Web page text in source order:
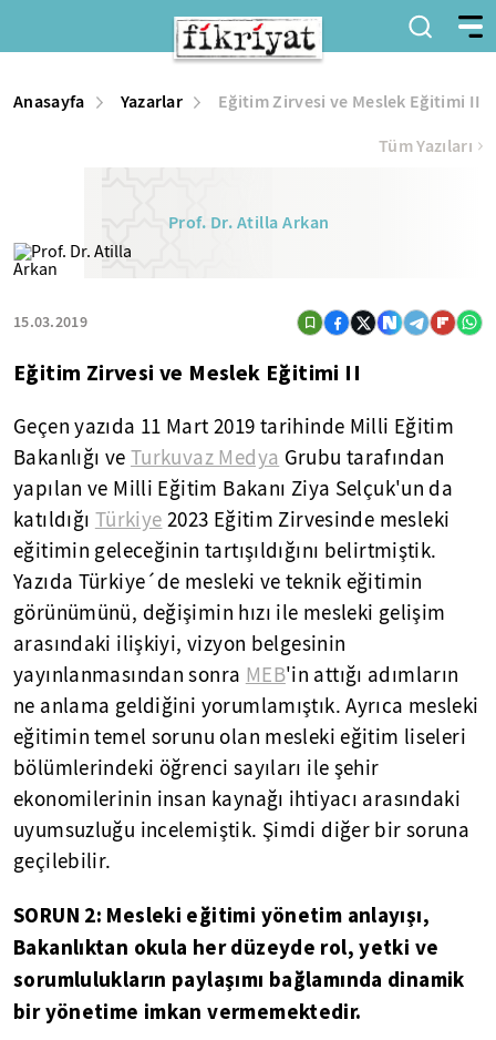
Anasayfa Yazarlar Eğitim Zirvesi ve Meslek Eğitimi II
Prof. Dr. Atilla Arkan
15.03.2019
Tüm Yazıları
Eğitim Zirvesi ve Meslek Eğitimi II
Geçen yazıda 11 Mart 2019 tarihinde Milli Eğitim
Bakanlığı ve Turkuvaz Medya Grubu tarafından
yapılan ve Milli Eğitim Bakanı Ziya Selçuk'un da
katıldığı Türkiye 2023 Eğitim Zirvesinde mesleki
eğitimin geleceğinin tartışıldığını belirtmiştik.
Yazıda Türkiye´de mesleki ve teknik eğitimin
görünümünü, değişimin hızı ile mesleki gelişim
arasındaki ilişkiyi, vizyon belgesinin
yayınlanmasından sonra MEB'in attığı adımların
ne anlama geldiğini yorumlamıştık. Ayrıca mesleki
eğitimin temel sorunu olan mesleki eğitim liseleri
bölümlerindeki öğrenci sayıları ile şehir
ekonomilerinin insan kaynağı ihtiyacı arasındaki
uyumsuzluğu incelemiştik. Şimdi diğer bir soruna
geçilebilir.
SORUN 2: Mesleki eğitimi yönetim anlayışı,
Bakanlıktan okula her düzeyde rol, yetki ve
sorumlulukların paylaşımı bağlamında dinamik
bir yönetime imkan vermemektedir.